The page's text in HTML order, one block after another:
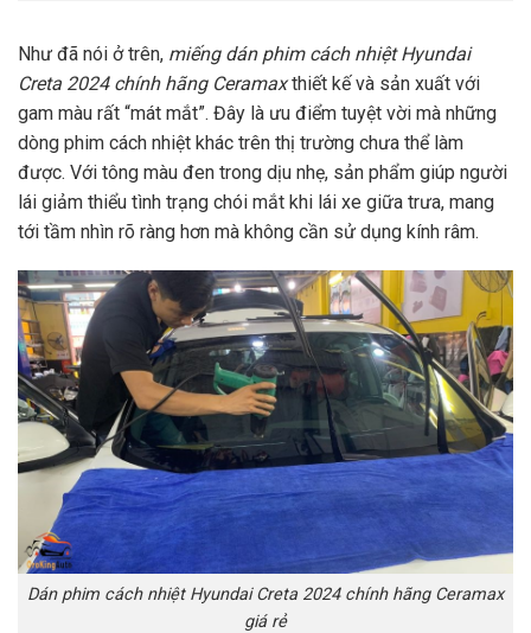
Như đã nói ở trên, miếng dán phim cách nhiệt Hyundai
Creta 2024 chính hãng Ceramax thiết kế và sản xuất với
gam màu rất “mát mắt”. Đây là ưu điểm tuyệt vời mà những
dòng phim cách nhiệt khác trên thị trường chưa thể làm
được. Với tông màu đen trong dịu nhẹ, sản phẩm giúp người
lái giảm thiểu tình trạng chói mắt khi lái xe giữa trưa, mang
tới tầm nhìn rõ ràng hơn mà không cần sử dụng kính râm.
Dán phim cách nhiệt Hyundai Creta 2024 chính hãng Ceramax
giá rẻ